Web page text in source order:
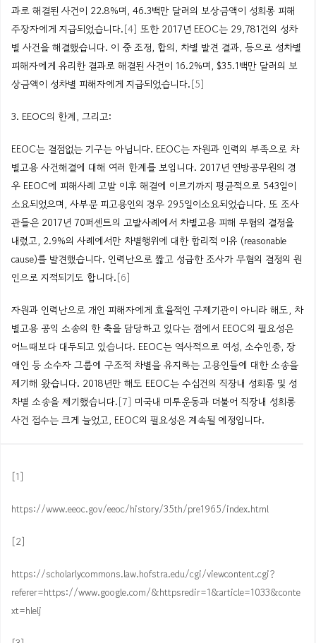
과로 해결된 사건이 22.8%며, 46.3백만 달러의 보상금액이 성희롱 피해
주장자에게 지급되었습니다.[4] 또한 2017년 EEOC는 29,781건의 성차
별 사건을 해결했습니다. 이 중 조정, 합의, 차별 발견 결과, 등으로 성차별
피해자에게 유리한 결과로 해결된 사건이 16.2%며, $35.1백만 달러의 보
상금액이 성차별 피해자에게 지급되었습니다.[5]
3. EEOC의 한계, 그리고:
EEOC는 결점없는 기구는 아닙니다. EEOC는 자원과 인력의 부족으로 차
별고용 사건해결에 대해 여러 한계를 보입니다. 2017년 연방공무원의 경
우 EEOC에 피해사례 고발 이후 해결에 이르기까지 평균적으로 543일이
소요되었으며, 사부문 피고용인의 경우 295일이소요되었습니다. 또 조사
관들은 2017년 70퍼센트의 고발사례에서 차별고용 피해 무혐의 결정을
내렸고, 2.9%의 사례에서만 차별행위에 대한 합리적 이유 (reasonable
cause)를 발견했습니다. 인력난으로 짧고 성급한 조사가 무혐의 결정의 원
인으로 지적되기도 합니다.[6]
자원과 인력난으로 개인 피해자에게 효율적인 구제기관이 아니라 해도, 차
별고용 공익 소송의 한 축을 담당하고 있다는 점에서 EEOC의 필요성은
어느때보다 대두되고 있습니다. EEOC는 역사적으로 여성, 소수인종, 장
애인 등 소수자 그룹에 구조적 차별을 유지하는 고용인들에 대한 소송을
제기해 왔습니다. 2018년만 해도 EEOC는 수십건의 직장내 성희롱 및 성
차별 소송을 제기했습니다.[7] 미국내 미투운동과 더불어 직장내 성희롱
사건 접수는 크게 늘었고, EEOC의 필요성은 계속될 예정입니다.
[1]
https://www.eeoc.gov/eeoc/history/35th/pre1965/index.html
[2]
https://scholarlycommons.law.hofstra.edu/cgi/viewcontent.cgi?
referer=https://www.google.com/&httpsredir=1&article=1033&conte
xt=hlelj